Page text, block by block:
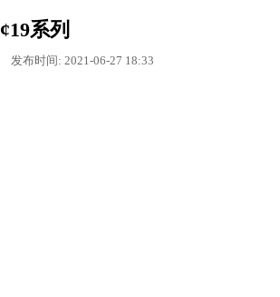
¢19系列
发布时间: 2021-06-27 18:33